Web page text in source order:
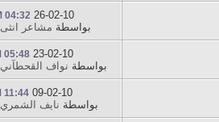
26-02-10
04:32 AM
بواسطة مشاعر انثى
23-02-10
05:48 PM
بواسطة نواف القحطآني
09-02-10
11:44 PM
بواسطة نايف الشمري